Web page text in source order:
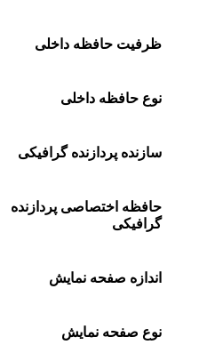
ظرفیت حافظه داخلی
نوع حافظه داخلی
سازنده پردازنده گرافیکی
حافظه اختصاصی پردازنده
گرافیکی
اندازه صفحه نمایش
نوع صفحه نمایش